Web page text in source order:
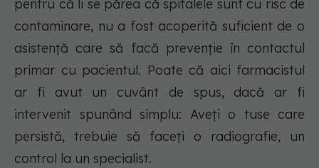
pentru că li se părea că spitalele sunt cu risc de
contaminare, nu a fost acoperită suficient de o
asistență care să facă prevenţie în contactul
primar cu pacientul. Poate că aici farmacistul
ar fi avut un cuvânt de spus, dacă ar fi
intervenit spunând simplu: Aveţi o tuse care
persistă, trebuie să faceţi o radiografie, un
control la un specialist.